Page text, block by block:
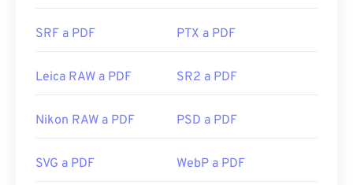
SRF a PDF PTX a PDF
Leica RAW a PDF SR2 a PDF
Nikon RAW a PDF PSD a PDF
SVG a PDF WebP a PDF